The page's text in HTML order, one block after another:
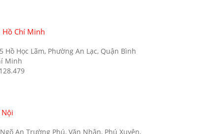
Hồ Chí Minh
Hồ Học Lãm, Phường An Lạc, Quận Bình
Minh
An Trường Phú, Văn Nhân, Phú Xuyên,